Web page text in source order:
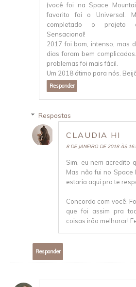
(você foi na Space
favorito foi o Universal.
completado o projeto
Sensacional!
2017 foi bom, intenso, mas
dias foram bem
problemas foi mais fácil.
Um 2018 ótimo para nós.
Responder
Respostas
CLAUDIA HI
8 DE JANEIRO DE 2018 ÀS
Sim, eu nem acredito
Mas não fui no Space
estaria aqui pra te
Concordo com você.
que foi assim pra
coisas irão melhorar!
Responder